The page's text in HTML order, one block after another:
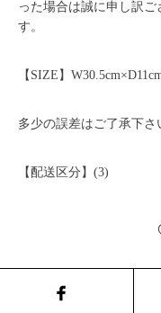
った場合は誠に申し訳
す。
【SIZE】
多少の誤差はご了承下さ
【配送区分】(3)